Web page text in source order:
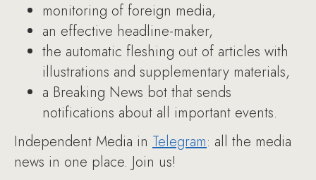
monitoring of foreign media,
an effective headline-maker,
the automatic fleshing out of articles with
illustrations and supplementary materials,
a Breaking News bot that sends
notifications about all important events.
Independent Media in Telegram: all the media
news in one place. Join us!